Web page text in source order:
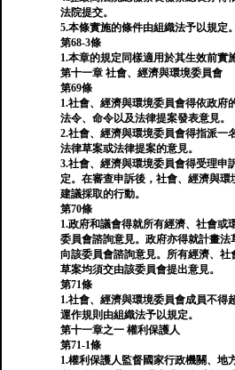
法院提交。
5.本條實施的條件由組織法予以規定。
第68-3條
1.本章的規定同樣適用於其生效前實
第十一章 社會、經濟與環境委員會
第69條
1.社會、經濟與環境委員會得依政府
法令、命令以及法律提案發表意見。
2.社會、經濟與環境委員會得指派一
法律草案或法律提案的意見。
3.社會、經濟與環境委員會得受理申
定。在審查申訴後，社會、經濟與
建議採取的行動。
第70條
1.政府和議會得就所有經濟、社會或
委員會諮詢意見。政府亦得就計畫
向該委員會諮詢意見。所有經濟、
草案均須交由該委員會提出意見。
第71條
1.社會、經濟與環境委員會成員不得
運作規則由組織法予以規定。
第十一章之一 權利保護人
第71-1條
1.權利保護人監督國家行政機關、地